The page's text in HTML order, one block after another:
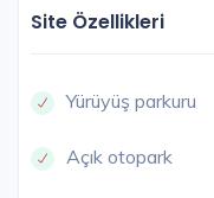
Site Özellikleri
Yürüyüş parkuru
Açık otopark